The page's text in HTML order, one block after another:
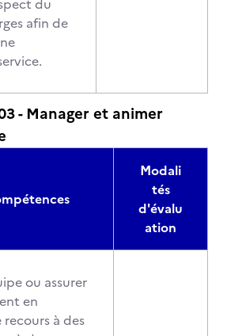
du
afin de
- Manager et animer
Modali
tés
d'évalu
ation
ou assurer
en
à des